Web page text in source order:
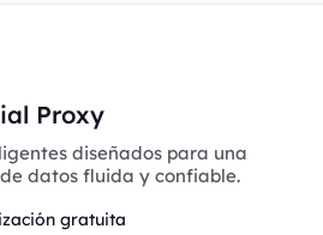
Proxy
diseñados para una
datos fluida y confiable.
gratuita